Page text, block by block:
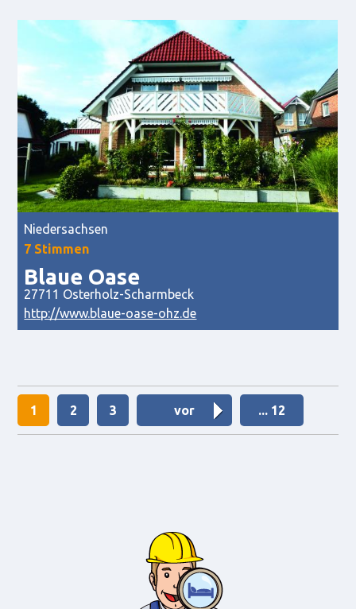
Niedersachsen
7 Stimmen
Blaue Oase
27711 Osterholz-Scharmbeck
http://www.blaue-oase-ohz.de
1 2 3 vor ... 12